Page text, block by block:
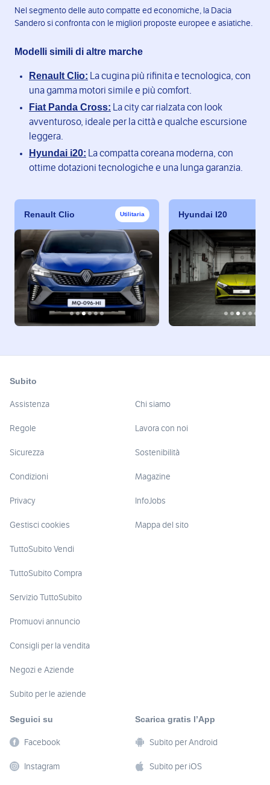
Nel segmento delle auto compatte ed economiche, la Dacia
Sandero si confronta con le migliori proposte europee e asiatiche.
Modelli simili di altre marche
Renault Clio: La cugina più rifinita e tecnologica, con
una gamma motori simile e più comfort.
Fiat Panda Cross: La city car rialzata con look
avventuroso, ideale per la città e qualche escursione
leggera.
Hyundai i20: La compatta coreana moderna, con
ottime dotazioni tecnologiche e una lunga garanzia.
Renault Clio Utilitaria Hyundai I20
Subito
Assistenza
Regole
Sicurezza
Condizioni
Privacy
Gestisci cookies
TuttoSubito Vendi
TuttoSubito Compra
Servizio TuttoSubito
Promuovi annuncio
Consigli per la vendita
Negozi e Aziende
Subito per le aziende
Chi siamo
Lavora con noi
Sostenibilità
Magazine
InfoJobs
Mappa del sito
Seguici su
Facebook
Instagram
Scarica gratis l’App
Subito per Android
Subito per iOS